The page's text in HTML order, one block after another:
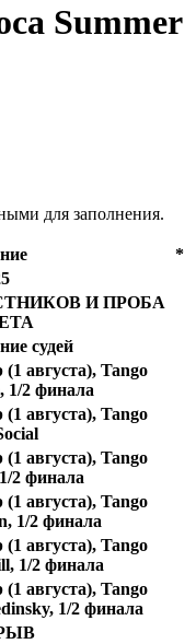
Summer
для заполнения.
*
И ПРОБА
судей
августа), Tango
1/2 финала
августа), Tango
августа), Tango
2 финала
августа), Tango
1/2 финала
августа), Tango
1/2 финала
августа), Tango
1/2 финала